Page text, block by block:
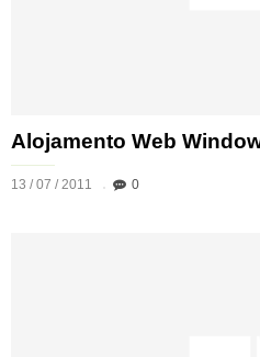
Alojamento Web
13 / 07 / 2011 0